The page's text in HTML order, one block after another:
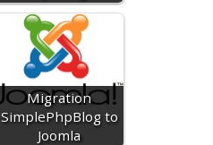
Migration
SimplePhpBlog to
Joomla